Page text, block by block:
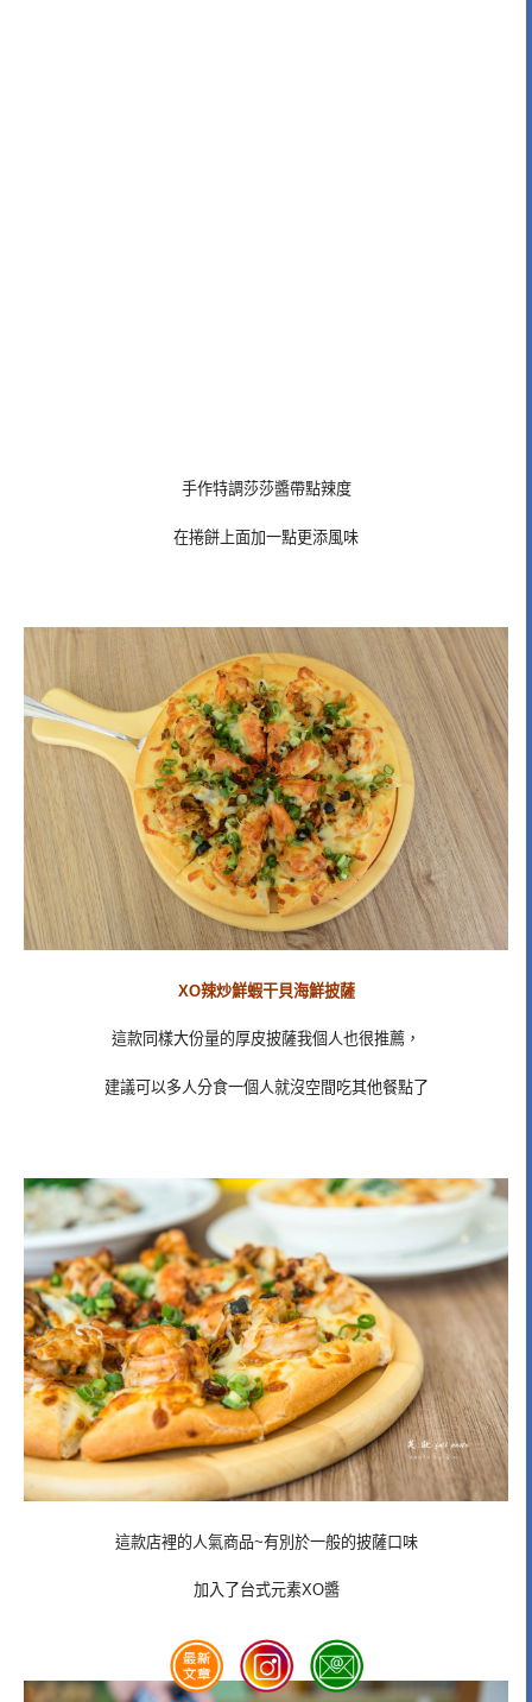
手作特調莎莎醬帶點辣度
在捲餅上面加一點更添風味
XO辣炒鮮蝦干貝海鮮披薩
這款同樣大份量的厚皮披薩我個人也很推薦，
建議可以多人分食一個人就沒空間吃其他餐點了
這款店裡的人氣商品~有別於一般的披薩口味
加入了台式元素XO醬